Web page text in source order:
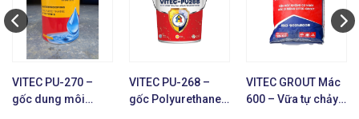
VITEC PU-270 –
gốc dung môi
VITEC PU-268 –
gốc Polyurethane 1
VITEC GROUT Mác
600 – Vữa tự chảy